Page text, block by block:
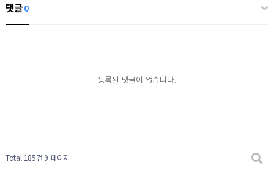
댓글0
등록된 댓글이 없습니다.
Total 185건 9 페이지